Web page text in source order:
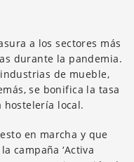
a los sectores más
durante la pandemia.
de mueble,
se bonifica la tasa
hostelería local.
en marcha y que
campaña ‘Activa